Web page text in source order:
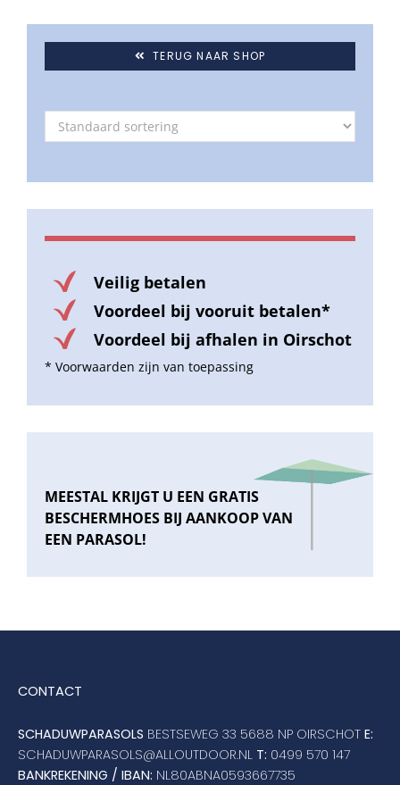
TERUG NAAR SHOP
Veilig betalen
Voordeel bij vooruit betalen*
Voordeel bij afhalen in Oirschot
* Voorwaarden zijn van toepassing
MEESTAL KRIJGT U EEN GRATIS
BESCHERMHOES BIJ AANKOOP VAN
EEN PARASOL!
CONTACT
SCHADUWPARASOLS BESTSEWEG 33 5688 NP OIRSCHOT E:
SCHADUWPARASOLS@ALLOUTDOOR.NL T: 0499 570 147
BANKREKENING / IBAN: NL80ABNA0593667735